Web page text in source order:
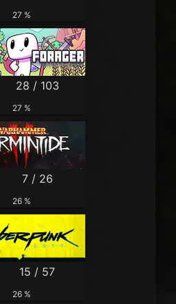
27 %
28 / 103
27 %
7 / 26
26 %
15 / 57
26 %